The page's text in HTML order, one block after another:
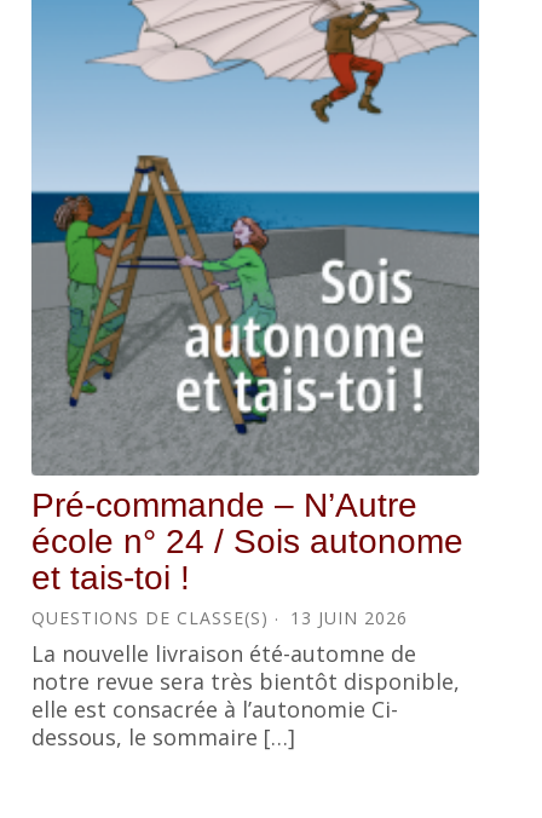
Pré-commande – N’Autre
école n° 24 / Sois autonome
et tais-toi !
QUESTIONS DE CLASSE(S) 13 JUIN 2026
La nouvelle livraison été-automne de
notre revue sera très bientôt disponible,
elle est consacrée à l’autonomie Ci-
dessous, le sommaire […]